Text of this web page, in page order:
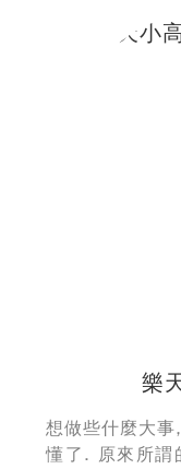
樂
想做些什麼大
懂了. 原來所謂